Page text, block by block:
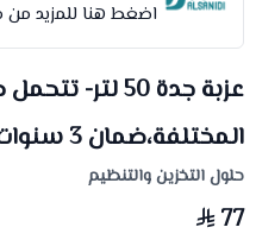
اضغط هنا للمزيد من
عزبة جدة 50
المختلفة،ضمان 3 سنوات
حلول التخزين والتنظيم
77